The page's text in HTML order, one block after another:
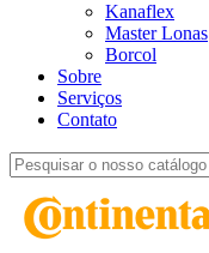
Kanaflex
Master Lonas
Borcol
Sobre
Serviços
Contato